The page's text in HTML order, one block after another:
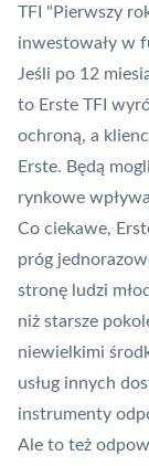
TFI "Pierwszy
inwestowały w
Jeśli po 12
to Erste TFI
ochroną, a
Erste. Będą
rynkowe
Co ciekawe,
próg
stronę ludzi
niż starsze
niewielkimi
usług innych
instrumenty
Ale to też